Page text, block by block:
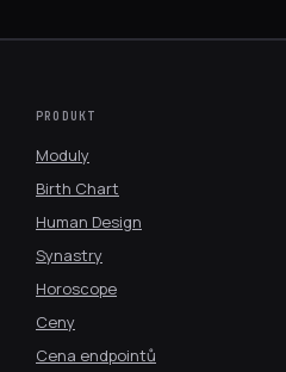
PRODUKT
Moduly
Birth Chart
Human Design
Synastry
Horoscope
Ceny
Cena endpointů